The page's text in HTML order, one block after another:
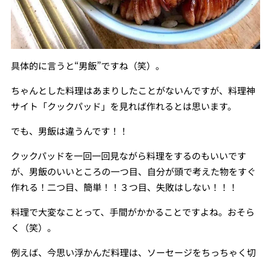
具体的に言うと“男飯”ですね（笑）。
ちゃんとした料理はあまりしたことがないんですが、料理神
サイト「クックパッド」を見れば作れるとは思います。
でも、男飯は違うんです！！
クックパッドを一回一回見ながら料理をするのもいいです
が、男飯のいいところの一つ目、自分が頭で考えた物をすぐ
作れる！二つ目、簡単！！３つ目、失敗はしない！！！
料理で大変なことって、手間がかかることですよね。おそら
く（笑）。
例えば、今思い浮かんだ料理は、ソーセージをちっちゃく切